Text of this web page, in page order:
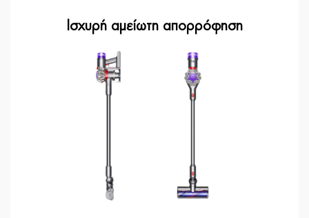
Ισχυρή αμείωτη απορρόφηση